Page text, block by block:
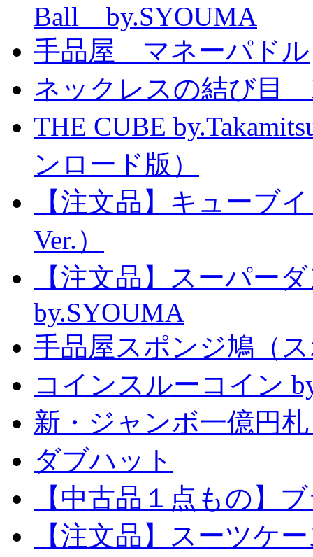
Ball by.SYOUMA
手品屋 マネーパドル
ネックレスの結び目
THE CUBE
ンロード版）
【注文品】キューブ
Ver.）
【注文品】スーパ
by.SYOUMA
手品屋スポンジ鳩（
コインスルーコイン
新・ジャンボ一億円
ダブハット
【中古品１点もの】
【注文品】スーツケ